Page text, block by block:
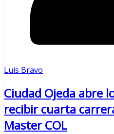
Luis Bravo
Ciudad Ojeda abre
recibir cuarta
Master COL